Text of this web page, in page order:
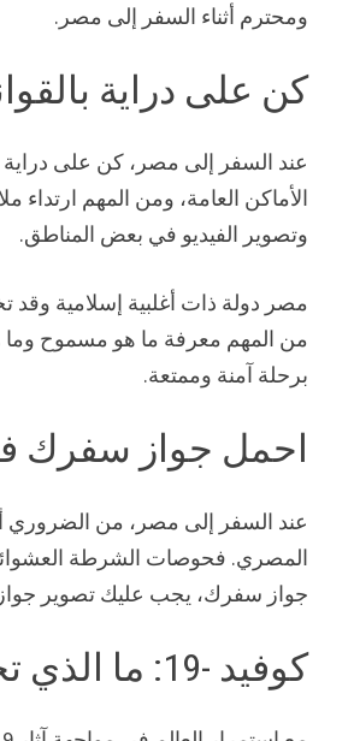
ومحترم أثناء السفر إلى مصر.
كن على دراية
عند السفر إلى مصر، كن على دراية
الأماكن العامة، ومن المهم
وتصوير الفيديو في بعض المناطق.
مصر دولة ذات أغلبية إسلامية وقد
من المهم معرفة ما هو مسموح وما
برحلة آمنة وممتعة.
احمل جواز سفرك
عند السفر إلى مصر، من
المصري. فحوصات الشرطة
جواز سفرك، يجب عليك تصوير جواز
كوفيد -19: ما الذي تحتاج إلى معرفته